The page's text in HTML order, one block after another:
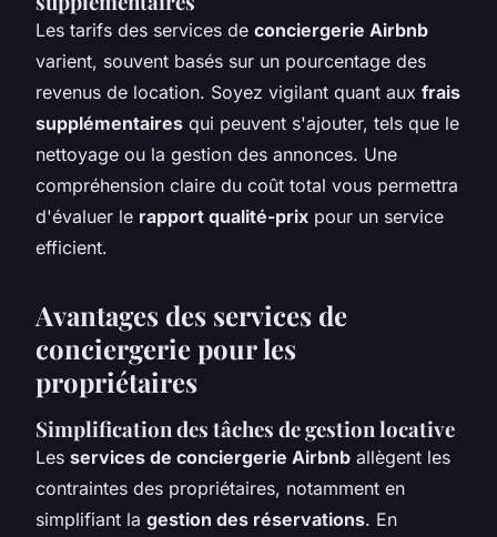
Les tarifs des services de conciergerie Airbnb
varient, souvent basés sur un pourcentage des
revenus de location. Soyez vigilant quant aux frais
supplémentaires qui peuvent s'ajouter, tels que le
nettoyage ou la gestion des annonces. Une
compréhension claire du coût total vous permettra
d'évaluer le rapport qualité-prix pour un service
efficient.
Avantages des services de
conciergerie pour les
propriétaires
Simplification des tâches de gestion locative
Les services de conciergerie Airbnb allègent les
contraintes des propriétaires, notamment en
simplifiant la gestion des réservations. En